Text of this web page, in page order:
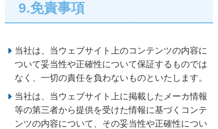
9.免責事項
当社は、当ウェブサイト上のコンテンツの内容に
ついて妥当性や正確性について保証するものでは
なく、一切の責任を負わないものといたします。
当社は、当ウェブサイト上に掲載したメーカ情報
等の第三者から提供を受けた情報に基づくコンテ
ンツの内容について、その妥当性や正確性につい